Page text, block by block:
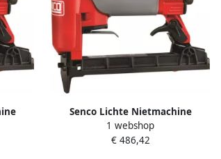
Senco Lichte Nietmachine
SFT10XP F TF 6S2041N
1 webshop
€ 486,42